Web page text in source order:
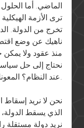
الماضي. أما
ترى الأزمة الهيكلية
تخرج من الدولة.
ناهيك عن وضع
منذ عقود ولا يمكن
نحتاج إلى حل
نحن لا نريد إسقاط
الذي يسقط الدولة،
نريد دولة مستقلة